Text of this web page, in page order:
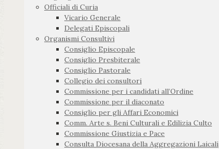
Officiali di Curia
Vicario Generale
Delegati Episcopali
Organismi Consultivi
Consiglio Episcopale
Consiglio Presbiterale
Consiglio Pastorale
Collegio dei consultori
Commissione per i candidati all’Ordine
Commissione per il diaconato
Consiglio per gli Affari Economici
Comm. Arte s. Beni Culturali e Edilizia Culto
Commissione Giustizia e Pace
Consulta Diocesana della Aggregazioni Laicali